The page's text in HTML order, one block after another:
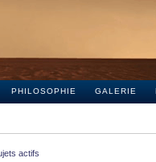
PHILOSOPHIE GALERIE
actifs